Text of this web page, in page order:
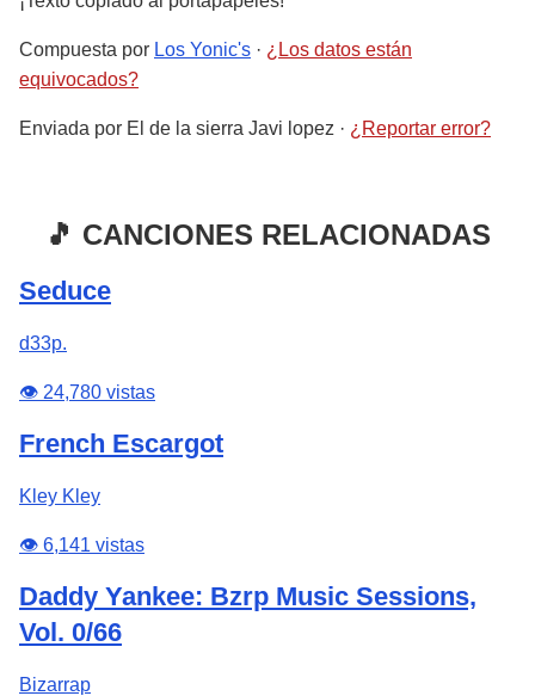
Compuesta por Los Yonic's · ¿Los datos están
equivocados?
Enviada por El de la sierra Javi lopez · ¿Reportar error?
🎵 CANCIONES RELACIONADAS
Seduce
d33p.
👁️ 24,780 vistas
French Escargot
Kley Kley
👁️ 6,141 vistas
Daddy Yankee: Bzrp Music Sessions,
Vol. 0/66
Bizarrap